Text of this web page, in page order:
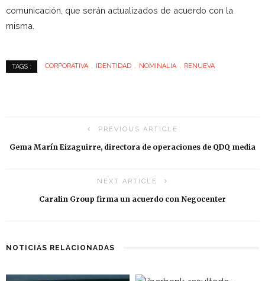
comunicación, que serán actualizados de acuerdo con la
misma.
TAGS : CORPORATIVA IDENTIDAD NOMINALIA RENUEVA
PREVIOUS ARTICLE
Gema Marín Eizaguirre, directora de operaciones de QDQ media
NEXT ARTICLE
Caralin Group firma un acuerdo con Negocenter
NOTICIAS RELACIONADAS